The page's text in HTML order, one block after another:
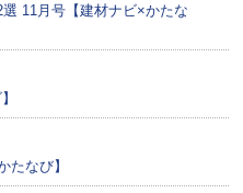
11月号【建材ナビ×かたな
たなび】